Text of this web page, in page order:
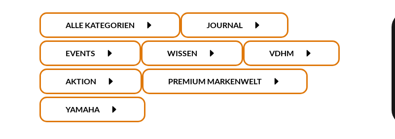
ALLE KATEGORIEN JOURNAL
EVENTS WISSEN VDHM
AKTION PREMIUM MARKENWELT
YAMAHA